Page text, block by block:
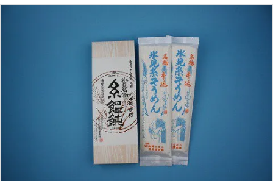
熨斗対応
ACCOUNT MENU
person 新規会員登録